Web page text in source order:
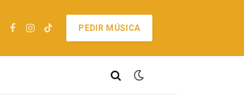
Facebook
Instagram
TikTok
PEDIR MÚSICA